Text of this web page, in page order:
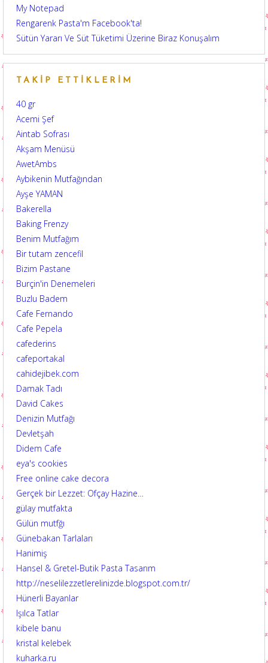
My Notepad
Rengarenk Pasta'm Facebook'ta!
Sütün Yararı Ve Süt Tüketimi Üzerine Biraz Konuşalım
TAKIP ETTIKLERIM
40 gr
Acemi Şef
Aintab Sofrası
Akşam Menüsü
AwetAmbs
Aybikenin Mutfağından
Ayşe YAMAN
Bakerella
Baking Frenzy
Benim Mutfağım
Bir tutam zencefil
Bizim Pastane
Burçin'in Denemeleri
Buzlu Badem
Cafe Fernando
Cafe Pepela
cafederins
cafeportakal
cahidejibek.com
Damak Tadı
David Cakes
Denizin Mutfağı
Devletşah
Didem Cafe
eya's cookies
Free online cake decora
Gerçek bir Lezzet: Ofçay Hazine…
gülay mutfakta
Gülün mutfğı
Günebakan Tarlaları
Hanimiş
Hansel & Gretel-Butik Pasta Tasarım
http://neselilezzetlerelinizde.blogspot.com.tr/
Hünerli Bayanlar
Işılca Tatlar
kibele banu
kristal kelebek
kuharka.ru